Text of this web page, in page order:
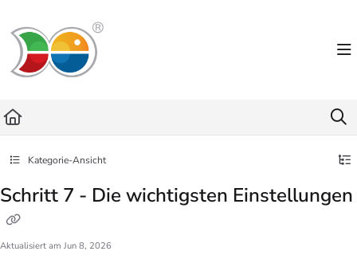
Fetch the complete documentation index at:
Use this file to discover all available pages before exploring further.
Kategorie-Ansicht
Schritt 7 - Die wichtigsten Einstellungen
Aktualisiert am Jun 8, 2026